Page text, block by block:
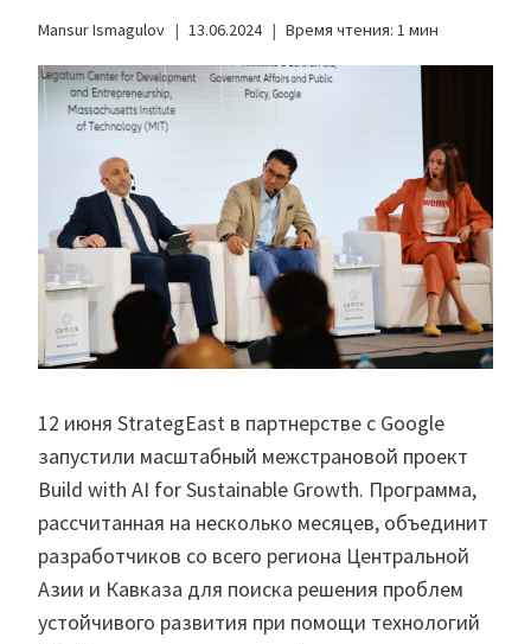
Mansur Ismagulov 13.06.2024 Время чтения: 1 мин
12 июня StrategEast в партнерстве с Google
запустили масштабный межстрановой проект
Build with AI for Sustainable Growth. Программа,
рассчитанная на несколько месяцев, объединит
разработчиков со всего региона Центральной
Азии и Кавказа для поиска решения проблем
устойчивого развития при помощи технологий